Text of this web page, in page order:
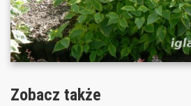
Zobacz także